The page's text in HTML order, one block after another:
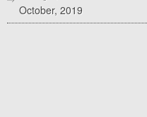
October, 2019